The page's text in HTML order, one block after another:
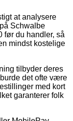
at analysere
Schwalbe
før du handler, så
mindst kostelige
tilbyder deres
det ofte være
med kort
garanterer folk